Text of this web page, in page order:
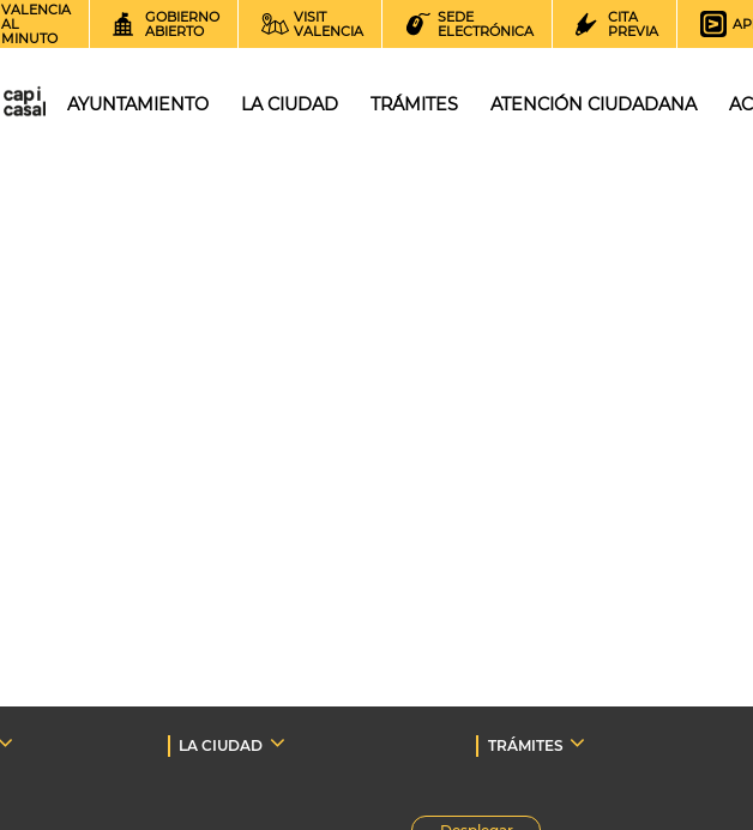
VALENCIA
AL
MINUTO
GOBIERNO
ABIERTO
VISIT
VALENCIA
SEDE
ELECTRÓNICA
CITA
PREVIA
AYUNTAMIENTO LA CIUDAD TRÁMITES ATENCIÓN CIUDADANA
LA CIUDAD TRÁMITES